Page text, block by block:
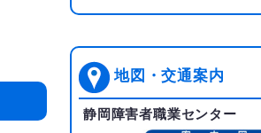
地図・交通案内
静岡障害者職業センター